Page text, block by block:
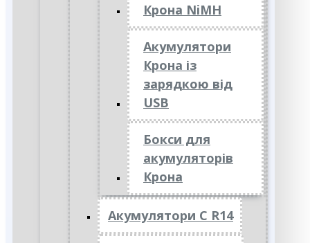
Крона NiMH
Акумулятори
Крона із
зарядкою від
USB
Бокси для
акумуляторів
Крона
Акумулятори C R14